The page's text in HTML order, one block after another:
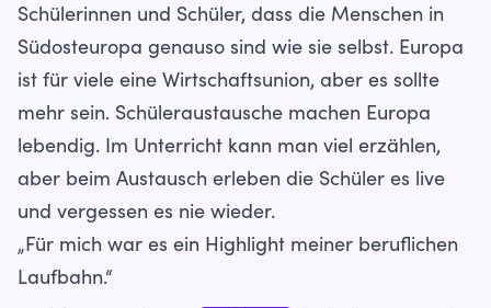
Schülerinnen und Schüler, dass die Menschen in
Südosteuropa genauso sind wie sie selbst. Europa
ist für viele eine Wirtschaftsunion, aber es sollte
mehr sein. Schüleraustausche machen Europa
lebendig. Im Unterricht kann man viel erzählen,
aber beim Austausch erleben die Schüler es live
und vergessen es nie wieder.
„Für mich war es ein Highlight meiner beruflichen
Laufbahn.“